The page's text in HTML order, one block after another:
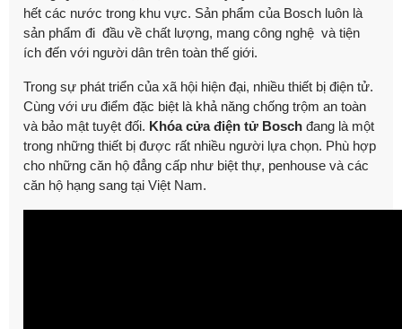
hết các nước trong khu vực. Sản phẩm của Bosch luôn là
sản phẩm đi đầu về chất lượng, mang công nghệ và tiện
ích đến với người dân trên toàn thế giới.
Trong sự phát triển của xã hội hiện đại, nhiều thiết bị điện tử.
Cùng với ưu điểm đặc biệt là khả năng chống trộm an toàn
và bảo mật tuyệt đối. Khóa cửa điện tử Bosch đang là một
trong những thiết bị được rất nhiều người lựa chọn. Phù hợp
cho những căn hộ đẳng cấp như biệt thự, penhouse và các
căn hộ hạng sang tại Việt Nam.